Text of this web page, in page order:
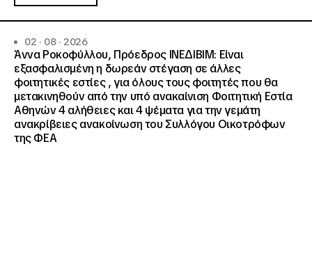
02 · 08 · 2026
Άννα Ροκοφύλλου, Πρόεδρος ΙΝΕΔΙΒΙΜ: Είναι
εξασφαλισμένη η δωρεάν στέγαση σε άλλες
φοιτητικές εστίες , για όλους τους φοιτητές που θα
μετακινηθούν από την υπό ανακαίνιση Φοιτητική Εστία
Αθηνών 4 αλήθειες και 4 ψέματα για την γεμάτη
ανακρίβειες ανακοίνωση του Συλλόγου Οικοτρόφων
της ΦΕΑ